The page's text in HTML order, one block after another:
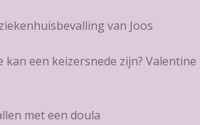
van Joos
kan een keizersnede zijn? Valentine
met een doula